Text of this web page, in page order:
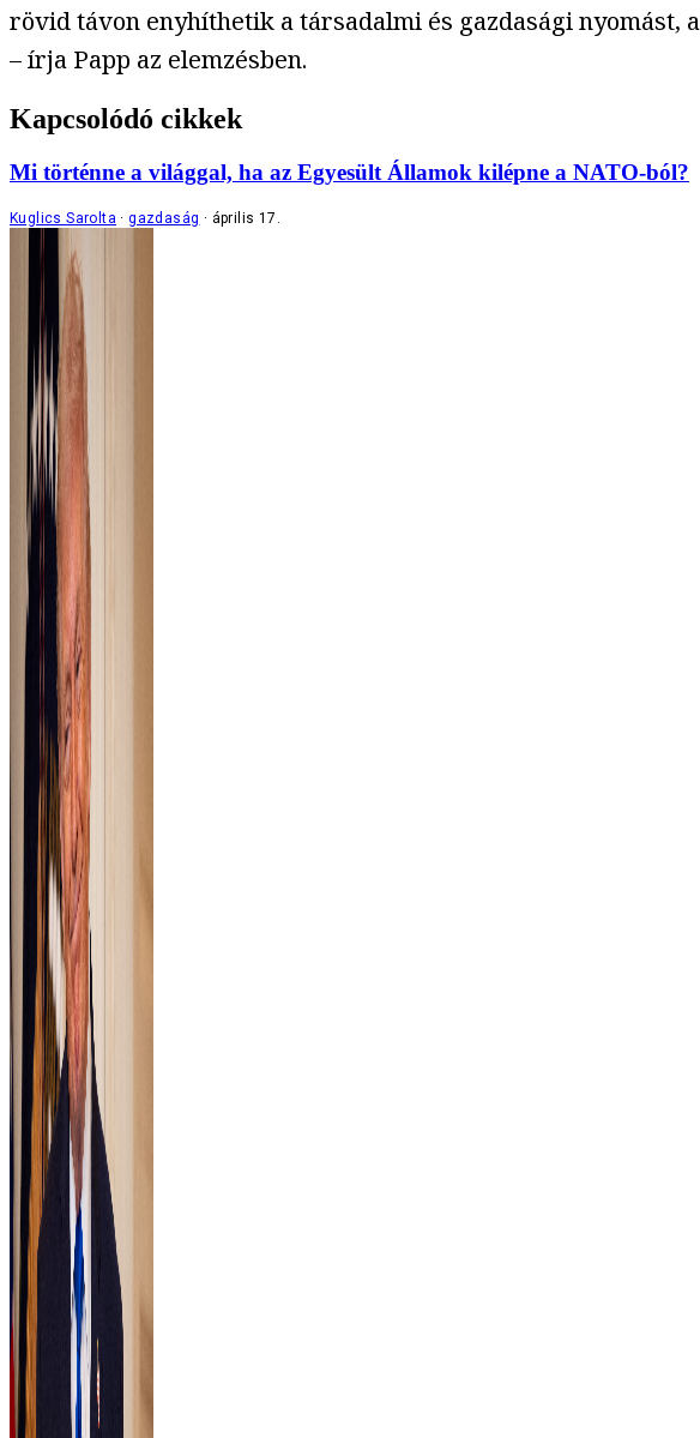
rövid távon enyhíthetik a társadalmi és gazdasági
– írja Papp az elemzésben.
Kapcsolódó cikkek
Mi történne a világgal, ha az Egyesült Államok kilépne a NATO-ból?
Kuglics Sarolta gazdaság április 17.